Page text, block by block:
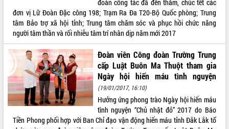
hành cùng nông dân dân, doanh nghiệp
Giai đoạn 2026-2030, Đắk Lắk phấn
đấu có 77% xã đạt chuẩn nông thôn
mới
Chuyển đổi số 'mở đường' cho nông
nghiệp Đắk Lắk tăng trưởng bứt phá
Triển khai đồng bộ đo đạc, lập hồ sơ
địa chính, hoàn thiện cơ sở dữ liệu đất
đai
Ứng dụng sinh trắc học - Bước tiến
trong hành trình chuyển đổi số tại Đắk
đoàn công tác đã đến thăm, chúc tết các
đơn vị Lữ Đoàn Đặc công 198; Trạm Ra Đa T20-Bộ Quốc phòng; Trung
tâm Bảo trợ xã hội tỉnh; Trung tâm chăm sóc và phục hồi chức năng
người tâm thần và rối nhiễu tâm trí nhân dịp năm mới 2017
Đoàn viên Công đoàn Trường Trung
cấp Luật Buôn Ma Thuột tham gia
Ngày hội hiến máu tình nguyện
(19/01/2017, 16:10)
Hưởng ứng phong trào Ngày hội hiến máu
tình nguyện “Chủ nhật đỏ” 2017 do Báo
Tiền Phong phối hợp với Ban Chỉ đạo vận động hiến máu tỉnh Đắk Lắk tổ